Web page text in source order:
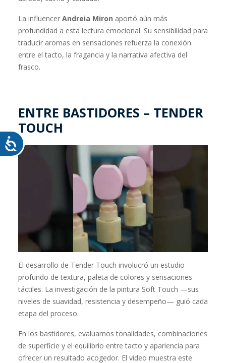
La influencer Andreia Miron aportó aún más
profundidad a esta lectura emocional. Su sensibilidad para
traducir aromas en sensaciones refuerza la conexión
entre el tacto, la fragancia y la narrativa afectiva del
frasco.
ENTRE BASTIDORES – TENDER
TOUCH
El desarrollo de Tender Touch involucró un estudio
profundo de textura, paleta de colores y sensaciones
táctiles. La investigación de la pintura Soft Touch —sus
niveles de suavidad, resistencia y desempeño— guió cada
etapa del proceso.
En los bastidores, evaluamos tonalidades, combinaciones
de superficie y el equilibrio entre tacto y apariencia para
ofrecer un resultado acogedor. El video muestra este